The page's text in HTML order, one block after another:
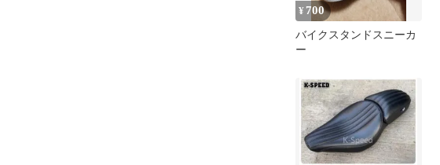
¥ 700
バイクスタンドスニーカ
ー